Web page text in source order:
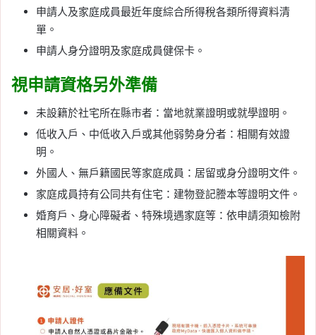
申請人及家庭成員最近年度綜合所得稅各類所得資料清
單。
申請人身分證明及家庭成員健保卡。
視申請資格另外準備
未設籍於社宅所在縣市者：當地就業證明或就學證明。
低收入戶、中低收入戶或其他弱勢身分者：相關有效證
明。
外國人、無戶籍國民等家庭成員：居留或身分證明文件。
家庭成員持有公同共有住宅：建物登記謄本等證明文件。
婚育戶、身心障礙者、特殊境遇家庭等：依申請須知檢附
相關資料。